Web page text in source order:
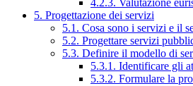
4.2.3. Valutazione
5. Progettazione dei servizi
5.1. Cosa sono i servizi e il
5.2. Progettare servizi
5.3. Definire il modello di
5.3.1. Identificare gli
5.3.2. Formulare la